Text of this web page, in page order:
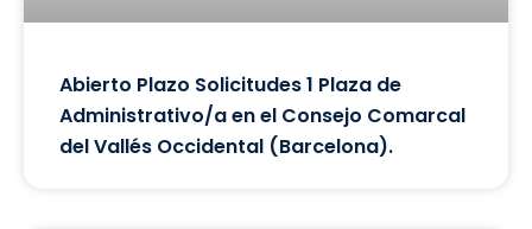
Abierto Plazo Solicitudes 1 Plaza de
Administrativo/a en el Consejo Comarcal
del Vallés Occidental (Barcelona).